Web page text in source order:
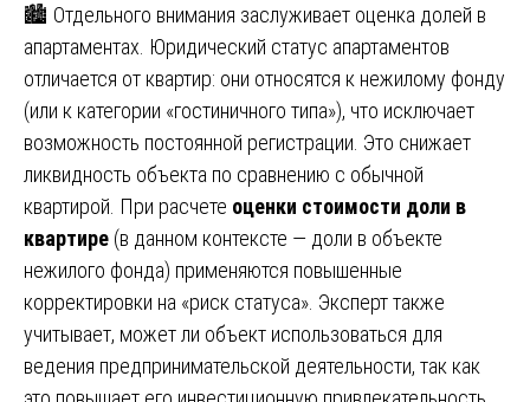
🏙️ Отдельного внимания заслуживает оценка долей в
апартаментах. Юридический статус апартаментов
отличается от квартир: они относятся к нежилому фонду
(или к категории «гостиничного типа»), что исключает
возможность постоянной регистрации. Это снижает
ликвидность объекта по сравнению с обычной
квартирой. При расчете оценки стоимости доли в
квартире (в данном контексте — доли в объекте
нежилого фонда) применяются повышенные
корректировки на «риск статуса». Эксперт также
учитывает, может ли объект использоваться для
ведения предпринимательской деятельности, так как